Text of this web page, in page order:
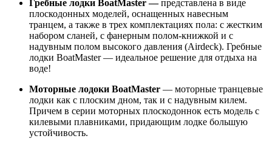
Гребные лодки BoatMaster —представлена в виде
плоскодонных моделей, оснащенных навесным
транцем, а также в трех комплектациях пола: с жестким
набором сланей, с фанерным полом-книжкой и с
надувным полом высокого давления (Airdeck). Гребные
лодки BoatMaster — идеальное решение для отдыха на
воде!
Моторные лодоки BoatMaster — моторные транцевые
лодки как с плоским дном, так и с надувным килем.
Причем в серии моторных плоскодоннок есть модель с
килевыми плавниками, придающим лодке большую
устойчивость.